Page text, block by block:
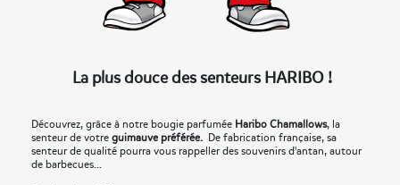
La plus douce des senteurs HARIBO !
Découvrez, grâce à notre bougie parfumée Haribo Chamallows, la
senteur de votre guimauve préférée. De fabrication française, sa
senteur de qualité pourra vous rappeller des souvenirs d'antan, autour
de barbecues...